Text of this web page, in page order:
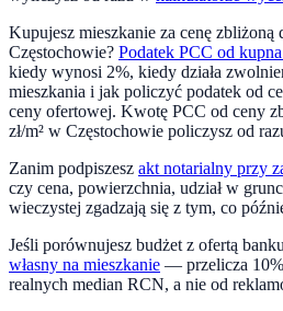
Kupujesz mieszkanie za cenę zbliżoną
Częstochowie? Podatek PCC od
kiedy wynosi 2%, kiedy działa
mieszkania i jak policzyć podatek od
ceny ofertowej. Kwotę PCC od ceny
zł/m² w Częstochowie policzysz od
Zanim podpiszesz akt notarialny przy
czy cena, powierzchnia, udział w
wieczystej zgadzają się z tym, co
Jeśli porównujesz budżet z ofertą
własny na mieszkanie — przelicza
realnych median RCN, a nie od